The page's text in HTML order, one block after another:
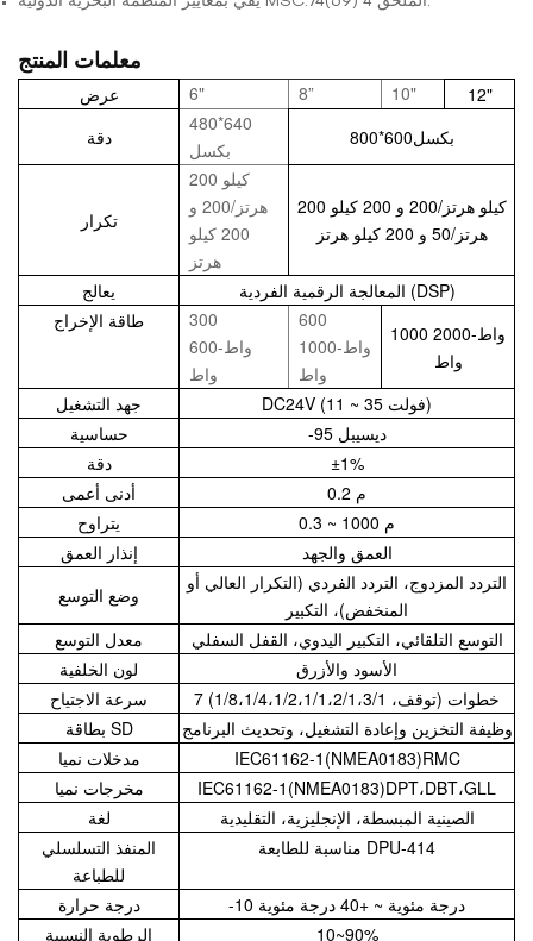
معلمات المنتج
عرض
6" 8” 10"
12"
دقة
480*640
بكسل
800*600بكسل
تكرار
200 كيلو
هرتز/200 و
200 كيلو
هرتز
200 كيلو هرتز/200 و 200 كيلو
هرتز/50 و 200 كيلو هرتز
يعالج
المعالجة الرقمية الفردية (DSP)
طاقة الإخراج
300
واط-600
واط
600
واط-1000
واط
1000 واط-2000
واط
جهد التشغيل
DC24V (11 ~ 35 فولت)
حساسية
-95 ديسيبل
دقة
±1%
أدنى أعمى
0.2 م
يتراوح
0.3 ~ 1000 م
إنذار العمق
العمق والجهد
وضع التوسع
التردد المزدوج، التردد الفردي (التكرار العالي أو
المنخفض)، التكبير
معدل التوسع
التوسع التلقائي، التكبير اليدوي، القفل السفلي
لون الخلفية
الأسود والأزرق
سرعة الاجتياح
7 خطوات (توقف، 1/8،1/4،1/2،1/1،2/1،3/1)
بطاقة SD
وظيفة التخزين وإعادة التشغيل، وتحديث البرنامج
مدخلات نميا
IEC61162-1(NMEA0183)RMC
مخرجات نميا
IEC61162-1(NMEA0183)DPT،DBT،GLL
لغة
الصينية المبسطة، الإنجليزية، التقليدية
المنفذ التسلسلي
للطباعة
مناسبة للطابعة DPU-414
درجة حرارة
-10 درجة مئوية ~ +40 درجة مئوية
الرطوبة النسبية
10~90%